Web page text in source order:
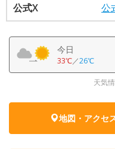
公式X
公
今日
33℃／26℃
天気
地図・アクセ